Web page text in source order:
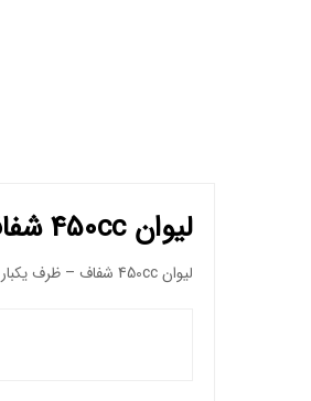
لیوان 450cc شفاف – ظرف یکبار مصرف تک ظرف
لیوان 450cc شفاف – ظرف یکبار مصرف تک ظرف دارای مشخصات و نوع بسته بندی به شرح عکس ذیل می باشد :